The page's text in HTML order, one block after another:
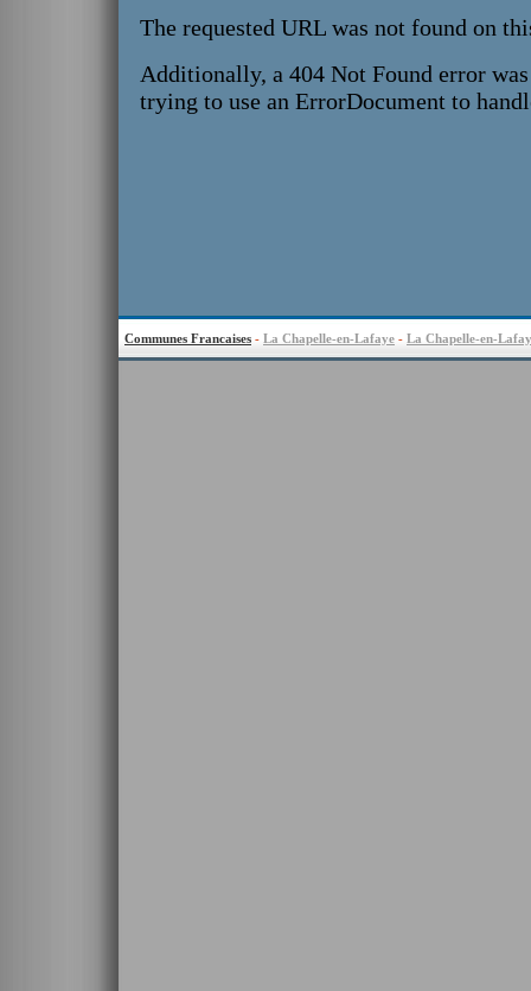
Communes Francaises - La Chapelle-en-Lafaye - La Chapelle-en-